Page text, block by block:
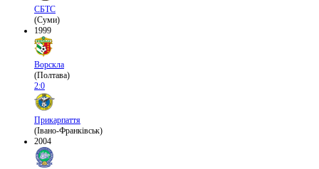
СБТС
(Суми)
1999
Ворскла
(Полтава)
2:0
Прикарпаття
(Івано-Франківськ)
2004